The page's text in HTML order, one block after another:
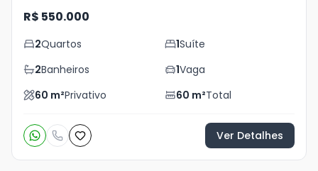
R$ 550.000
2Quartos 1Suíte
2Banheiros 1Vaga
60 m²Privativo 60 m²Total
Ver Detalhes